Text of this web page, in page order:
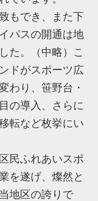
もでき、また下
パスの開通は地
た。（中略）こ
ドがスポーツ広
わり、笹野台・
の導入、さらに
転など枚挙にい
民ふれあいスポ
を遂げ、燦然と
地区の誇りで